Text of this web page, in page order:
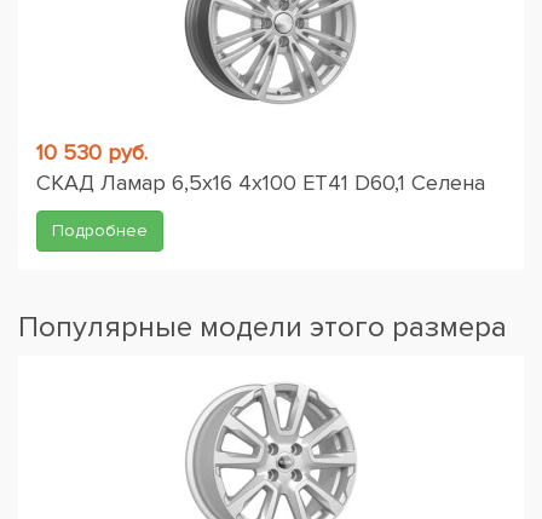
10 530 руб.
СКАД Ламар 6,5x16 4x100 ET41 D60,1 Селена
Подробнее
Популярные модели этого размера